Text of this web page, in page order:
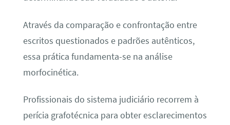
Através da comparação e confrontação entre
escritos questionados e padrões autênticos,
essa prática fundamenta-se na análise
morfocinética.
Profissionais do sistema judiciário recorrem à
perícia grafotécnica para obter esclarecimentos